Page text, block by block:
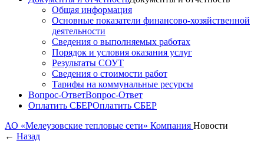
Общая информация
Основные показатели финансово-хозяйственной
деятельности
Сведения о выполняемых работах
Порядок и условия оказания услуг
Результаты СОУТ
Сведения о стоимости работ
Тарифы на коммунальные ресурсы
Вопрос-ОтветВопрос-Ответ
Оплатить СБЕРОплатить СБЕР
АО «Мелеузовские тепловые сети» Компания Новости
← Назад